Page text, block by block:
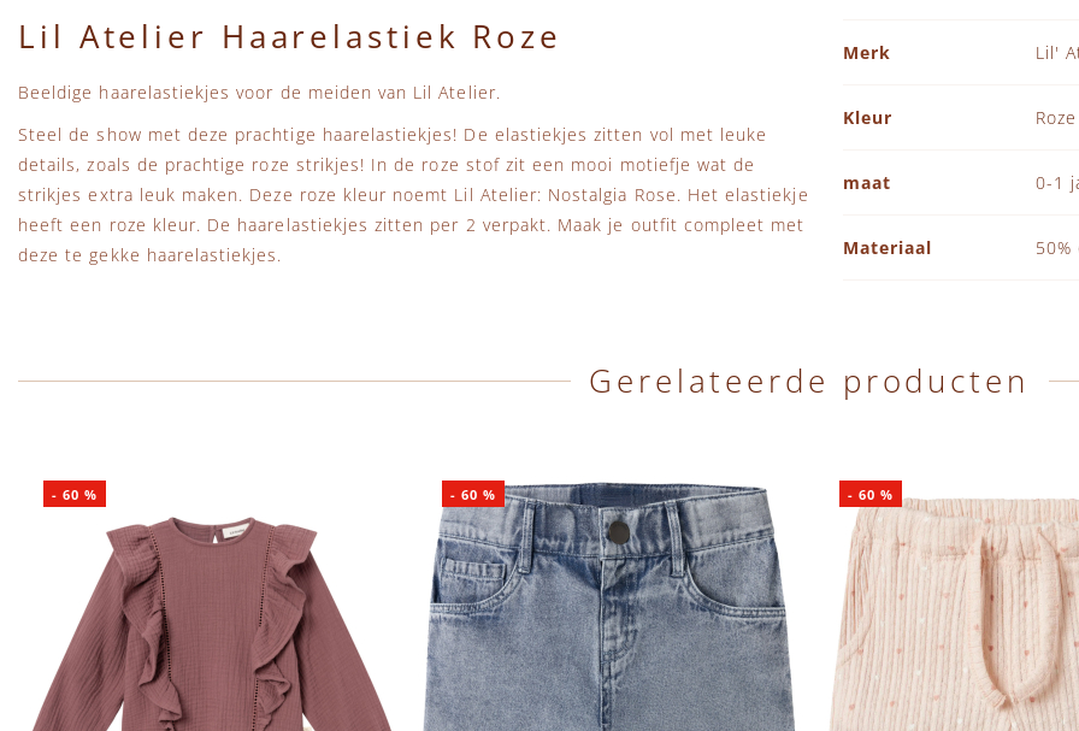
Lil Atelier Haarelastiek Roze
Beeldige haarelastiekjes voor de meiden van Lil Atelier.
Steel de show met deze prachtige haarelastiekjes! De elastiekjes zitten vol met leuke
details, zoals de prachtige roze strikjes! In de roze stof zit een mooi motiefje wat de
strikjes extra leuk maken. Deze roze kleur noemt Lil Atelier: Nostalgia Rose. Het elastiekje
heeft een roze kleur. De haarelastiekjes zitten per 2 verpakt. Maak je outfit compleet met
deze te gekke haarelastiekjes.
Merk
Lil'
Kleur Roze
maat 0-1
Materiaal
Gerelateerde producten
-60 % - 60 % -60 %